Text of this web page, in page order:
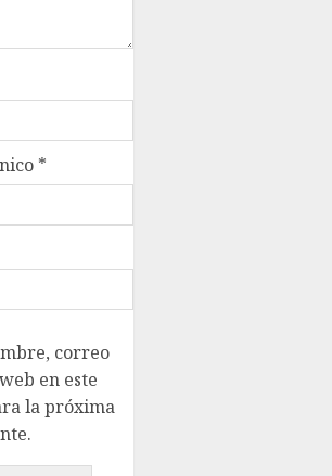
*
correo
en este
la próxima